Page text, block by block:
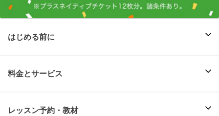
はじめる前に
料金とサービス
レッスン予約・教材